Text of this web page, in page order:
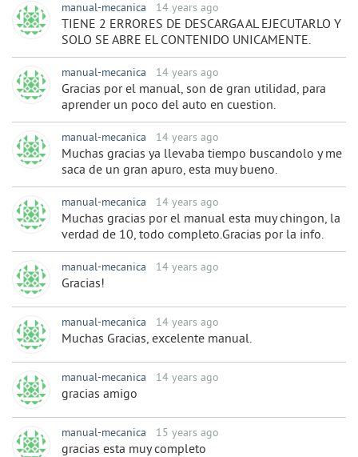
manual-mecanica 14 years ago
TIENE 2 ERRORES DE DESCARGA AL EJECUTARLO Y
SOLO SE ABRE EL CONTENIDO UNICAMENTE.
manual-mecanica 14 years ago
Gracias por el manual, son de gran utilidad, para
aprender un poco del auto en cuestion.
manual-mecanica 14 years ago
Muchas gracias ya llevaba tiempo buscandolo y me
saca de un gran apuro, esta muy bueno.
manual-mecanica 14 years ago
Muchas gracias por el manual esta muy chingon, la
verdad de 10, todo completo.Gracias por la info.
manual-mecanica 14 years ago
Gracias!
manual-mecanica 14 years ago
Muchas Gracias, excelente manual.
manual-mecanica 14 years ago
gracias amigo
manual-mecanica 15 years ago
gracias esta muy completo